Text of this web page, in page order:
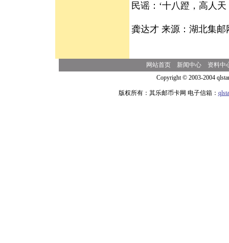
民谣：‘十八蹬，高人
龚达才 来源：湖北集
网站首页 新闻中心
资料中
Copyright © 2003-2004
版权所有：其乐邮币卡网 电子信箱：